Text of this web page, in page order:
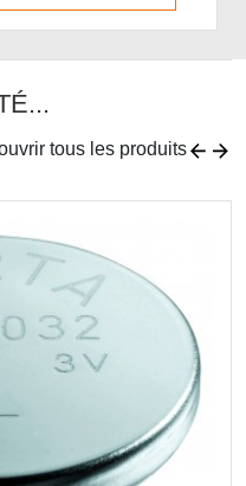
tous les produits